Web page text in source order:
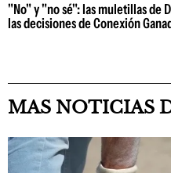
"No" y "no sé": las muletillas de
las decisiones de Conexión
MAS NOTICIAS